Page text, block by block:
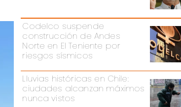
Codelco suspende
construcción de Andes
Norte en El Teniente por
riesgos sísmicos
Lluvias históricas en Chile:
ciudades alcanzan máximos
nunca vistos